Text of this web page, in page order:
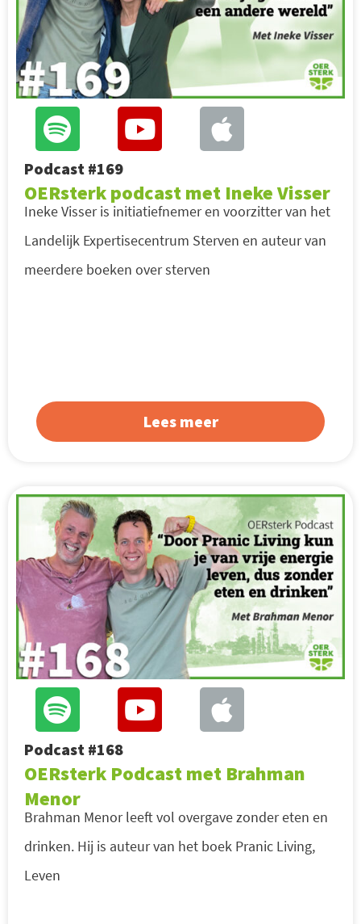
Podcast #169
OERsterk podcast met Ineke Visser
Ineke Visser is initiatiefnemer en voorzitter van het
Landelijk Expertisecentrum Sterven en auteur van
meerdere boeken over sterven
Lees meer
Podcast #168
OERsterk Podcast met Brahman
Menor
Brahman Menor leeft vol overgave zonder eten en
drinken. Hij is auteur van het boek Pranic Living,
Leven